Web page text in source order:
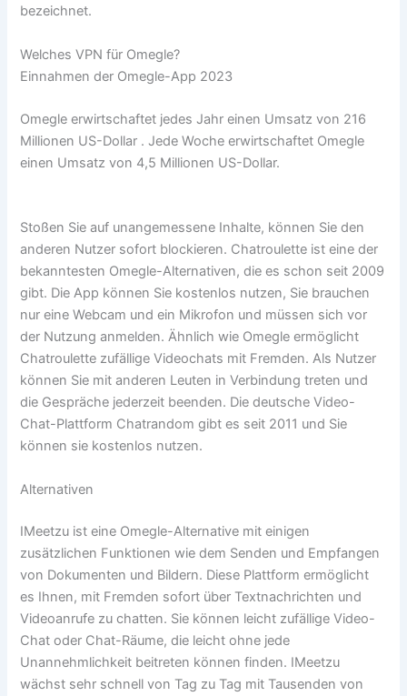
bezeichnet.
Welches VPN für Omegle?
Einnahmen der Omegle-App 2023
Omegle erwirtschaftet jedes Jahr einen Umsatz von 216
Millionen US-Dollar . Jede Woche erwirtschaftet Omegle
einen Umsatz von 4,5 Millionen US-Dollar.
Stoßen Sie auf unangemessene Inhalte, können Sie den
anderen Nutzer sofort blockieren. Chatroulette ist eine der
bekanntesten Omegle-Alternativen, die es schon seit 2009
gibt. Die App können Sie kostenlos nutzen, Sie brauchen
nur eine Webcam und ein Mikrofon und müssen sich vor
der Nutzung anmelden. Ähnlich wie Omegle ermöglicht
Chatroulette zufällige Videochats mit Fremden. Als Nutzer
können Sie mit anderen Leuten in Verbindung treten und
die Gespräche jederzeit beenden. Die deutsche Video-
Chat-Plattform Chatrandom gibt es seit 2011 und Sie
können sie kostenlos nutzen.
Alternativen
IMeetzu ist eine Omegle-Alternative mit einigen
zusätzlichen Funktionen wie dem Senden und Empfangen
von Dokumenten und Bildern. Diese Plattform ermöglicht
es Ihnen, mit Fremden sofort über Textnachrichten und
Videoanrufe zu chatten. Sie können leicht zufällige Video-
Chat oder Chat-Räume, die leicht ohne jede
Unannehmlichkeit beitreten können finden. IMeetzu
wächst sehr schnell von Tag zu Tag mit Tausenden von